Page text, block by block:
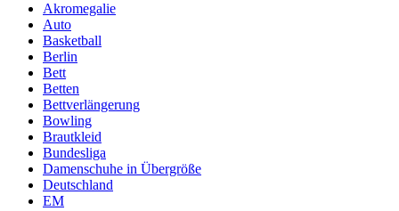
Akromegalie
Auto
Basketball
Berlin
Bett
Betten
Bettverlängerung
Bowling
Brautkleid
Bundesliga
Damenschuhe in Übergröße
Deutschland
EM